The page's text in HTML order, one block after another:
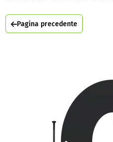
Pagina precedente